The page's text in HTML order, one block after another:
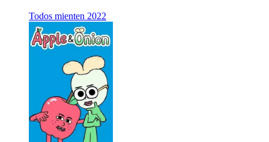
Todos mienten 2022